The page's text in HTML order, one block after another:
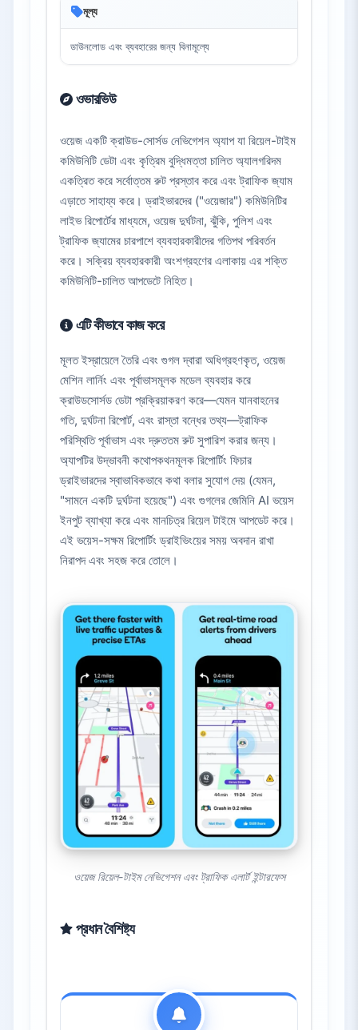
মূল্য
ডাউনলোড এবং ব্যবহারের জন্য বিনামূল্যে
ওভারভিউ
ওয়েজ একটি ক্রাউড-সোর্সড নেভিগেশন অ্যাপ যা রিয়েল-টাইম
কমিউনিটি ডেটা এবং কৃত্রিম বুদ্ধিমত্তা চালিত অ্যালগরিদম
একত্রিত করে সর্বোত্তম রুট প্রস্তাব করে এবং ট্রাফিক জ্যাম
এড়াতে সাহায্য করে। ড্রাইভারদের ("ওয়েজার") কমিউনিটির
লাইভ রিপোর্টের মাধ্যমে, ওয়েজ দুর্ঘটনা, ঝুঁকি, পুলিশ এবং
ট্রাফিক জ্যামের চারপাশে ব্যবহারকারীদের গতিপথ পরিবর্তন
করে। সক্রিয় ব্যবহারকারী অংশগ্রহণের এলাকায় এর শক্তি
কমিউনিটি-চালিত আপডেটে নিহিত।
এটি কীভাবে কাজ করে
মূলত ইস্রায়েলে তৈরি এবং গুগল দ্বারা অধিগ্রহণকৃত, ওয়েজ
মেশিন লার্নিং এবং পূর্বাভাসমূলক মডেল ব্যবহার করে
ক্রাউডসোর্সড ডেটা প্রক্রিয়াকরণ করে—যেমন যানবাহনের
গতি, দুর্ঘটনা রিপোর্ট, এবং রাস্তা বন্ধের তথ্য—ট্রাফিক
পরিস্থিতি পূর্বাভাস এবং দ্রুততম রুট সুপারিশ করার জন্য।
অ্যাপটির উদ্ভাবনী কথোপকথনমূলক রিপোর্টিং ফিচার
ড্রাইভারদের স্বাভাবিকভাবে কথা বলার সুযোগ দেয় (যেমন,
"সামনে একটি দুর্ঘটনা হয়েছে") এবং গুগলের জেমিনি AI ভয়েস
ইনপুট ব্যাখ্যা করে এবং মানচিত্র রিয়েল টাইমে আপডেট করে।
এই ভয়েস-সক্ষম রিপোর্টিং ড্রাইভিংয়ের সময় অবদান রাখা
নিরাপদ এবং সহজ করে তোলে।
ওয়েজ রিয়েল-টাইম নেভিগেশন এবং ট্রাফিক এলার্ট ইন্টারফেস
প্রধান বৈশিষ্ট্য